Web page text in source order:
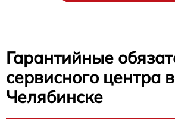
Гарантийные
сервисного центра в
Челябинске